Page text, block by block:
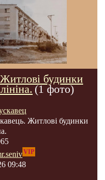
будинки
(1 фото)
Житлові будинки
VIP
09:48